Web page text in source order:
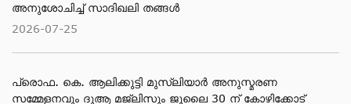
അനുശോചിച്ച് സാദിഖലി തങ്ങൾ
2026-07-25
പ്രൊഫ. കെ. ആലിക്കുട്ടി മുസ്‌ലിയാർ അനുസ്മരണ
സമ്മേളനവും ദുആ മജ്ലിസും ജൂലൈ 30 ന് കോഴിക്കോട്